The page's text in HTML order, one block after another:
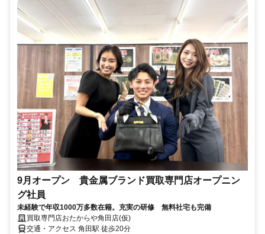
9月オープン 貴金属ブランド買取専門店オープニン
グ社員
未経験で年収1000万多数在籍。充実の研修 無料社宅も完備
買取専門店おたからや角田店(仮)
交通・アクセス 角田駅 徒歩20分